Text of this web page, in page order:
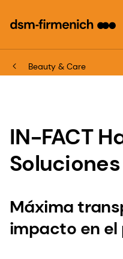
Beauty & Care
IN-FACT
Máxima
impacto en